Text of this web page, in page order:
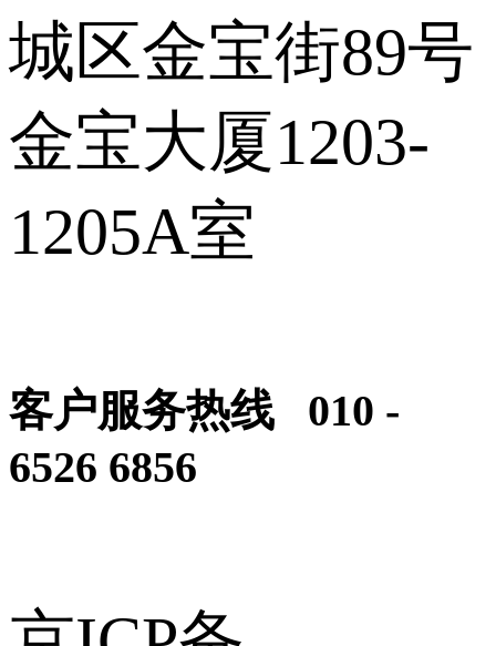
城区金宝街89号
金宝大厦1203-
1205A室
客户服务热线 010 -
6526 6856